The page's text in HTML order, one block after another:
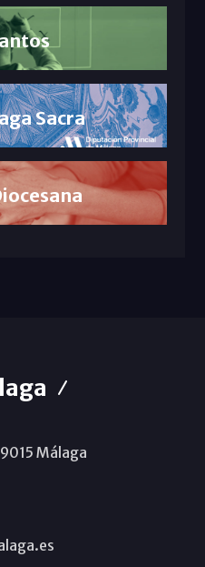
Sacra
Málaga